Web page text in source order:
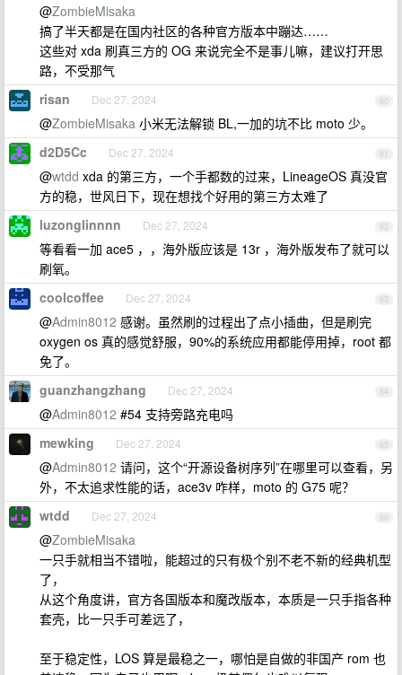
@ZombieMisaka
搞了半天都是在国内社区的各种官方版本中蹦达……
这些对 xda 刷真三方的 OG 来说完全不是事儿嘛，建议打开思
路，不受那气
60
risan Dec 27, 2024
@ZombieMisaka 小米无法解锁 BL,一加的坑不比 moto 少。
61
d2D5Cc Dec 27, 2024
@wtdd xda 的第三方，一个手都数的过来，LineageOS 真没官
方的稳，世风日下，现在想找个好用的第三方太难了
62
luzonglinnnn Dec 27, 2024
等看看一加 ace5 ，，海外版应该是 13r ，海外版发布了就可以
刷氧。
63
coolcoffee Dec 27, 2024
@Admin8012 感谢。虽然刷的过程出了点小插曲，但是刷完
oxygen os 真的感觉舒服，90%的系统应用都能停用掉，root 都
免了。
64
guanzhangzhang Dec 27, 2024
@Admin8012 #54 支持旁路充电吗
65
mewking Dec 27, 2024
@Admin8012 请问，这个“开源设备树序列”在哪里可以查看，另
外，不太追求性能的话，ace3v 咋样，moto 的 G75 呢？
66
wtdd Dec 27, 2024
@ZombieMisaka
一只手就相当不错啦，能超过的只有极个别不老不新的经典机型
了，
从这个角度讲，官方各国版本和魔改版本，本质是一只手指各种
套壳，比一只手可差远了，
至于稳定性，LOS 算是最稳之一，哪怕是自做的非国产 rom 也